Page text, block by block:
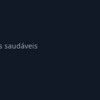
saudáveis